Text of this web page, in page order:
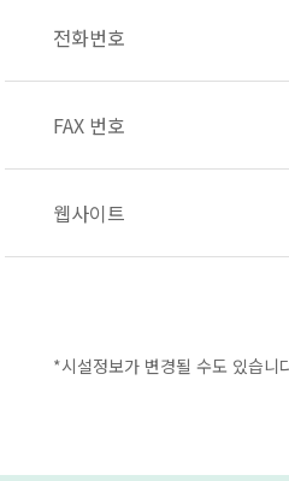
전화번호
FAX 번호
웹사이트
*시설정보가 변경될 수도 있습니